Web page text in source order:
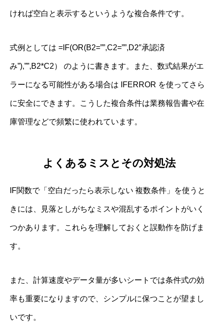
ければ空白と表示するというような複合条件です。
式例としては =IF(OR(B2=””,C2=””,D2″承認済
み”),””,B2*C2） のように書きます。また、数式結果がエ
ラーになる可能性がある場合は IFERROR を使ってさら
に安全にできます。こうした複合条件は業務報告書や在
庫管理などで頻繁に使われています。
よくあるミスとその対処法
IF関数で「空白だったら表示しない 複数条件」を使うと
きには、見落としがちなミスや混乱するポイントがいく
つかあります。これらを理解しておくと誤動作を防げま
す。
また、計算速度やデータ量が多いシートでは条件式の効
率も重要になりますので、シンプルに保つことが望まし
いです。